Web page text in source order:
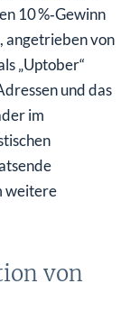
10 %‑Gewinn
angetrieben von
„Uptober“
und das
im
weitere
von